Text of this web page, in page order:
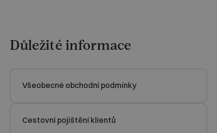
Důležité informace
Všeobecné obchodní podmínky
Cestovní pojištění klientů